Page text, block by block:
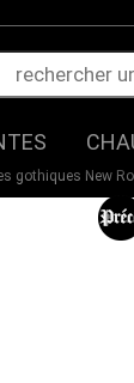
gothiques New